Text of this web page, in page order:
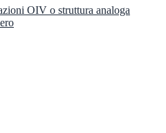
OIV o struttura analoga